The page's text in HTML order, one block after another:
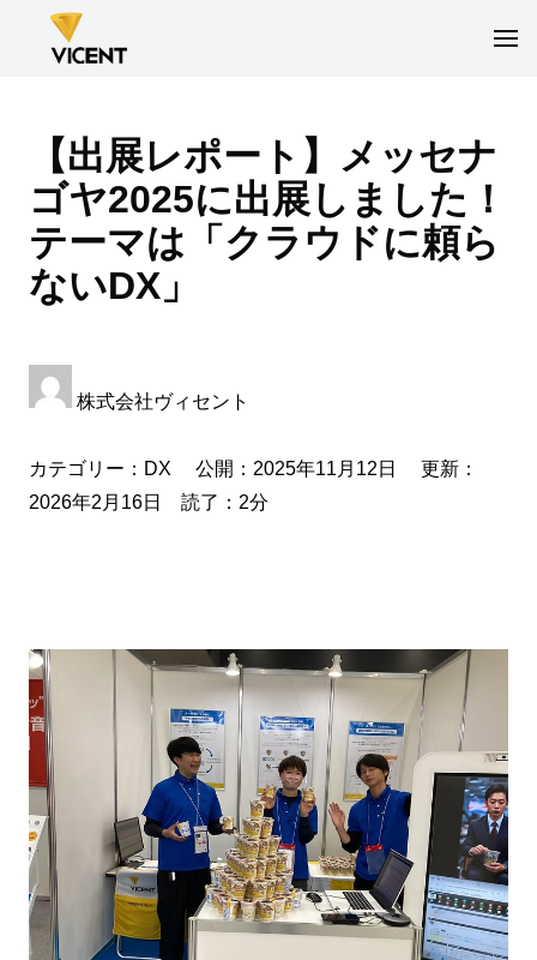
【出展レポート】メッセナ
ゴヤ2025に出展しました！
テーマは「クラウドに頼ら
ないDX」
株式会社ヴィセント
カテゴリー： DX 公開：2025年11月12日 更新：
2026年2月16日 読了：2分